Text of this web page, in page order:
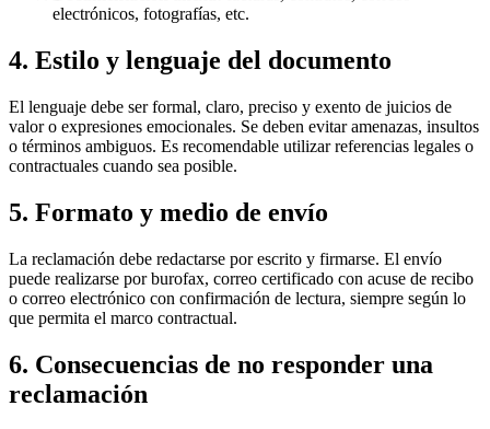
electrónicos, fotografías, etc.
4. Estilo y lenguaje del documento
El lenguaje debe ser formal, claro, preciso y exento de juicios de
valor o expresiones emocionales. Se deben evitar amenazas, insultos
o términos ambiguos. Es recomendable utilizar referencias legales o
contractuales cuando sea posible.
5. Formato y medio de envío
La reclamación debe redactarse por escrito y firmarse. El envío
puede realizarse por burofax, correo certificado con acuse de recibo
o correo electrónico con confirmación de lectura, siempre según lo
que permita el marco contractual.
6. Consecuencias de no responder una
reclamación